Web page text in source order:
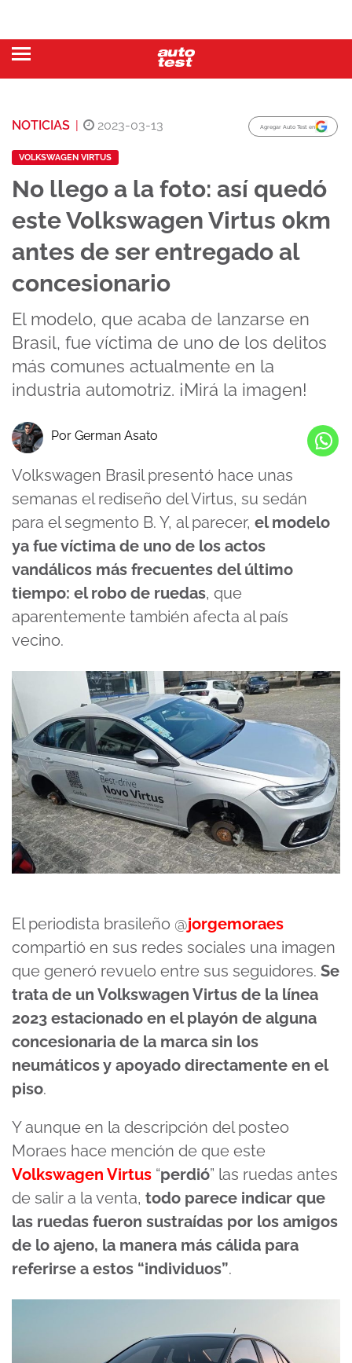
NOTICIAS | 2023-03-13 Agregar Auto Test en
VOLKSWAGEN VIRTUS
No llego a la foto: así quedó
este Volkswagen Virtus 0km
antes de ser entregado al
concesionario
El modelo, que acaba de lanzarse en
Brasil, fue víctima de uno de los delitos
más comunes actualmente en la
industria automotriz. ¡Mirá la imagen!
Por German Asato
Volkswagen Brasil presentó hace unas
semanas el rediseño del Virtus, su sedán
para el segmento B. Y, al parecer, el modelo
ya fue víctima de uno de los actos
vandálicos más frecuentes del último
tiempo: el robo de ruedas, que
aparentemente también afecta al país
vecino.
El periodista brasileño @jorgemoraes
compartió en sus redes sociales una imagen
que generó revuelo entre sus seguidores. Se
trata de un Volkswagen Virtus de la línea
2023 estacionado en el playón de alguna
concesionaria de la marca sin los
neumáticos y apoyado directamente en el
piso.
Y aunque en la descripción del posteo
Moraes hace mención de que este
Volkswagen Virtus “perdió” las ruedas antes
de salir a la venta, todo parece indicar que
las ruedas fueron sustraídas por los amigos
de lo ajeno, la manera más cálida para
referirse a estos “individuos”.